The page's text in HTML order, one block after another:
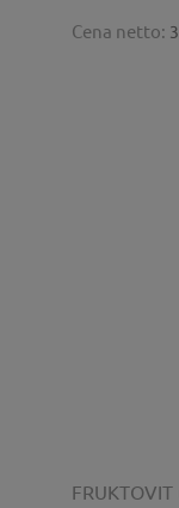
Cena netto: